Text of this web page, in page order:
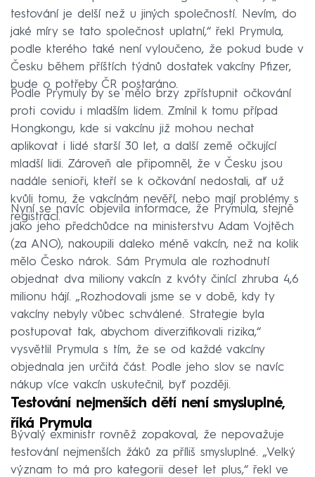
testování je delší než u jiných společností. Nevím, do
jaké míry se tato společnost uplatní,“ řekl Prymula,
podle kterého také není vyloučeno, že pokud bude v
Česku během příštích týdnů dostatek vakcíny Pfizer,
bude o potřeby ČR postaráno.
Podle Prymuly by se mělo brzy zpřístupnit očkování
proti covidu i mladším lidem. Zmínil k tomu případ
Hongkongu, kde si vakcínu již mohou nechat
aplikovat i lidé starší 30 let, a další země očkující
mladší lidi. Zároveň ale připomněl, že v Česku jsou
nadále senioři, kteří se k očkování nedostali, ať už
kvůli tomu, že vakcínám nevěří, nebo mají problémy s
registrací.
Nyní se navíc objevila informace, že Prymula, stejně
jako jeho předchůdce na ministerstvu Adam Vojtěch
(za ANO), nakoupili daleko méně vakcín, než na kolik
mělo Česko nárok. Sám Prymula ale rozhodnutí
objednat dva miliony vakcín z kvóty činící zhruba 4,6
milionu hájí. „Rozhodovali jsme se v době, kdy ty
vakcíny nebyly vůbec schválené. Strategie byla
postupovat tak, abychom diverzifikovali rizika,“
vysvětlil Prymula s tím, že se od každé vakcíny
objednala jen určitá část. Podle jeho slov se navíc
nákup více vakcín uskutečnil, byť později.
Testování nejmenších dětí není smysluplné,
říká Prymula
Bývalý exministr rovněž zopakoval, že nepovažuje
testování nejmenších žáků za příliš smysluplné. „Velký
význam to má pro kategorii deset let plus,“ řekl ve